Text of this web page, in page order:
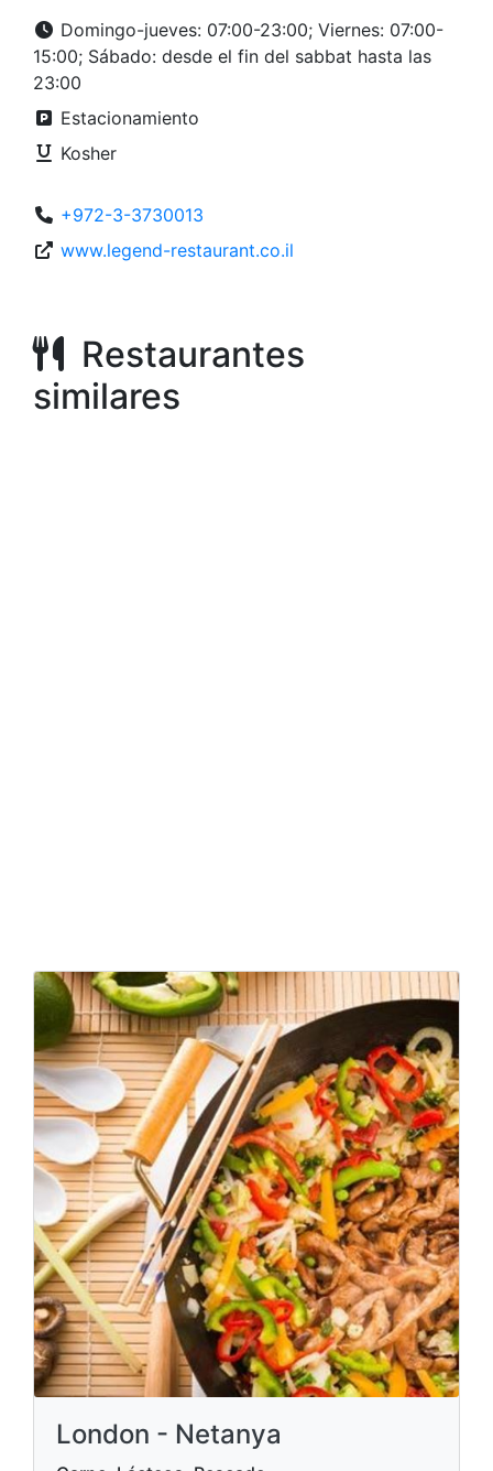
Domingo-jueves: 07:00-23:00; Viernes: 07:00-
15:00; Sábado: desde el fin del sabbat hasta las
23:00
Estacionamiento
Kosher
+972-3-3730013
www.legend-restaurant.co.il
Restaurantes
similares
London - Netanya